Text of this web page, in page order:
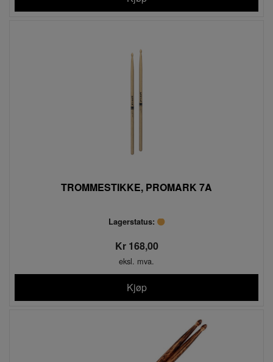
TROMMESTIKKE, PROMARK 7A
Lagerstatus:
Kr 168,00
eksl. mva.
Kjøp